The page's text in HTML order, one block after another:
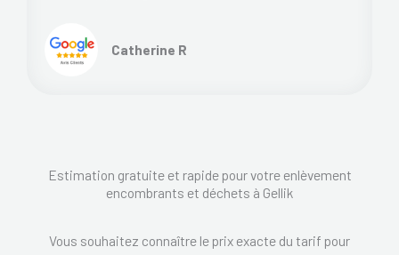
Catherine R
Estimation gratuite et rapide pour votre enlèvement
encombrants et déchets à Gellik
Vous souhaitez connaître le prix exacte du tarif pour